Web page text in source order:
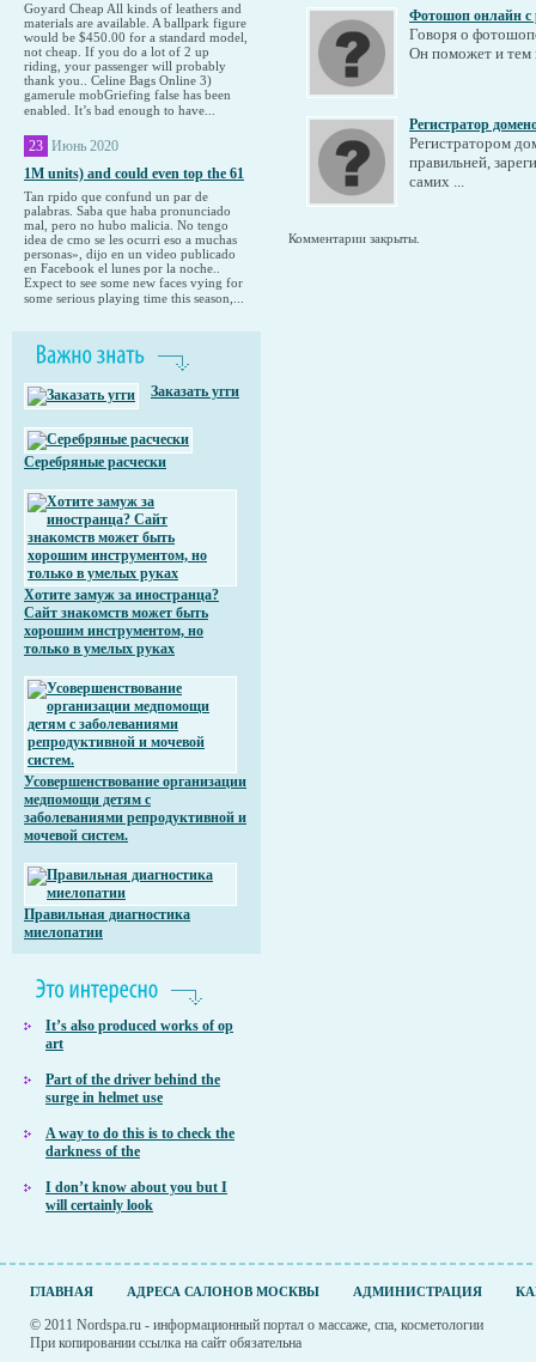
Goyard Cheap All kinds of leathers and
materials are available. A ballpark figure
would be $450.00 for a standard model,
not cheap. If you do a lot of 2 up
riding, your passenger will probably
thank you.. Celine Bags Online 3)
gamerule mobGriefing false has been
enabled. It’s bad enough to have...
23 Июнь 2020
1M units) and could even top the 61
Tan rpido que confund un par de
palabras. Saba que haba pronunciado
mal, pero no hubo malicia. No tengo
idea de cmo se les ocurri eso a muchas
personas», dijo en un video publicado
en Facebook el lunes por la noche..
Expect to see some new faces vying for
some serious playing time this season,...
Заказать угги
Серебряные расчески
Хотите замуж за иностранца?
Сайт знакомств может быть
хорошим инструментом, но
только в умелых руках
Усовершенствование организации
медпомощи детям с
заболеваниями репродуктивной и
мочевой систем.
Правильная диагностика
миелопатии
It’s also produced works of op
art
Part of the driver behind the
surge in helmet use
A way to do this is to check the
darkness of the
I don’t know about you but I
will certainly look
Фотошоп онлайн с
Говоря о
Он поможет и тем
Регистратор
Регистратором
правильней,
самих ...
Комментарии закрыты.
ГЛАВНАЯ АДРЕСА САЛОНОВ МОСКВЫ АДМИНИСТРАЦИЯ
© 2011 Nordspa.ru - информационный портал о массаже, спа, косметологии
При копировании ссылка на сайт обязательна